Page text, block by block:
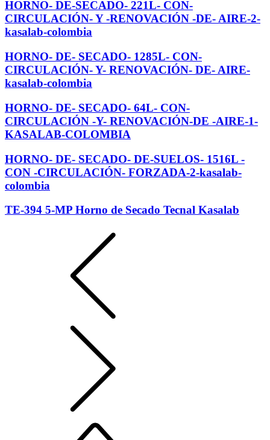
HORNO- DE-SECADO- 221L- CON-
CIRCULACIÓN- Y -RENOVACIÓN -DE- AIRE-2-
kasalab-colombia
HORNO- DE- SECADO- 1285L- CON-
CIRCULACIÓN- Y- RENOVACIÓN- DE- AIRE-
kasalab-colombia
HORNO- DE- SECADO- 64L- CON-
CIRCULACIÓN -Y- RENOVACIÓN-DE -AIRE-1-
KASALAB-COLOMBIA
HORNO- DE- SECADO- DE-SUELOS- 1516L -
CON -CIRCULACIÓN- FORZADA-2-kasalab-
colombia
TE-394 5-MP Horno de Secado Tecnal Kasalab